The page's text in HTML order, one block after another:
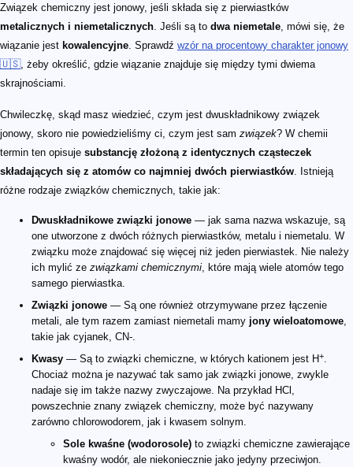
Związek chemiczny jest jonowy, jeśli składa się z pierwiastków
metalicznych i niemetalicznych . Jeśli są to dwa niemetale , mówi się, że
wiązanie jest kowalencyjne . Sprawdź wzór na procentowy charakter jonowy
🇺🇸, żeby określić, gdzie wiązanie znajduje się między tymi dwiema
skrajnościami.
Chwileczkę, skąd masz wiedzieć, czym jest dwuskładnikowy związek
jonowy, skoro nie powiedzieliśmy ci, czym jest sam związek? W chemii
termin ten opisuje substancję złożoną z identycznych cząsteczek
składających się z atomów co najmniej dwóch pierwiastków . Istnieją
różne rodzaje związków chemicznych, takie jak:
Dwuskładnikowe związki jonowe — jak sama nazwa wskazuje, są
one utworzone z dwóch różnych pierwiastków, metalu i niemetalu. W
związku może znajdować się więcej niż jeden pierwiastek. Nie należy
ich mylić ze związkami chemicznymi , które mają wiele atomów tego
samego pierwiastka.
Związki jonowe — Są one również otrzymywane przez łączenie
metali, ale tym razem zamiast niemetali mamy jony wieloatomowe
takie jak cyjanek, CN-.
Kwasy — Są to związki chemiczne, w których kationem jest H+
Chociaż można je nazywać tak samo jak związki jonowe, zwykle
nadaje się im także nazwy zwyczajowe. Na przykład HCl,
powszechnie znany związek chemiczny, może być nazywany
zarówno chlorowodorem, jak i kwasem solnym.
Sole kwaśne (wodorosole) to związki chemiczne zawierające
kwaśny wodór, ale niekoniecznie jako jedyny przeciwjon.